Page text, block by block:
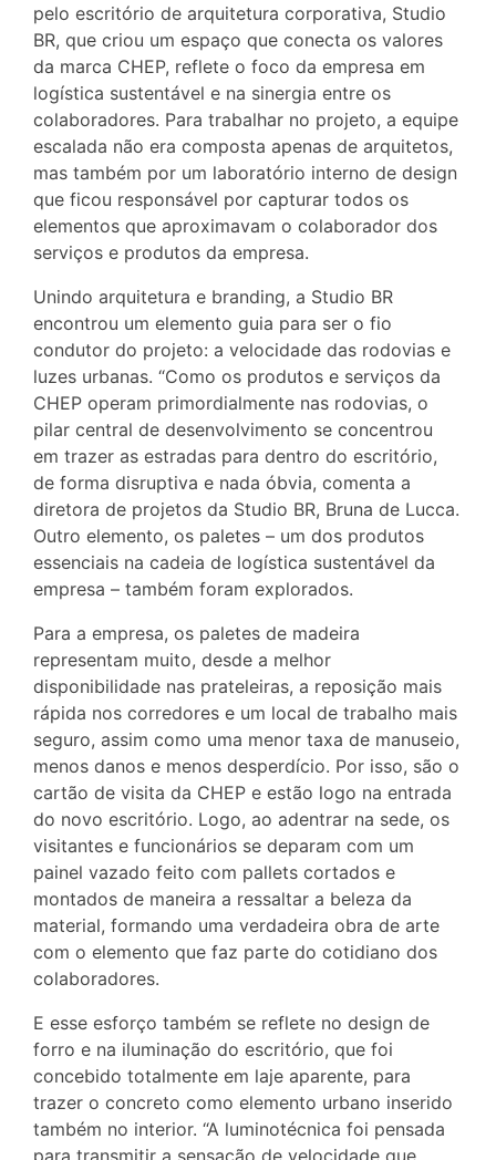
pelo escritório de arquitetura corporativa, Studio
BR, que criou um espaço que conecta os valores
da marca CHEP, reflete o foco da empresa em
logística sustentável e na sinergia entre os
colaboradores. Para trabalhar no projeto, a equipe
escalada não era composta apenas de arquitetos,
mas também por um laboratório interno de design
que ficou responsável por capturar todos os
elementos que aproximavam o colaborador dos
serviços e produtos da empresa.
Unindo arquitetura e branding, a Studio BR
encontrou um elemento guia para ser o fio
condutor do projeto: a velocidade das rodovias e
luzes urbanas. “Como os produtos e serviços da
CHEP operam primordialmente nas rodovias, o
pilar central de desenvolvimento se concentrou
em trazer as estradas para dentro do escritório,
de forma disruptiva e nada óbvia, comenta a
diretora de projetos da Studio BR, Bruna de Lucca.
Outro elemento, os paletes – um dos produtos
essenciais na cadeia de logística sustentável da
empresa – também foram explorados.
Para a empresa, os paletes de madeira
representam muito, desde a melhor
disponibilidade nas prateleiras, a reposição mais
rápida nos corredores e um local de trabalho mais
seguro, assim como uma menor taxa de manuseio,
menos danos e menos desperdício. Por isso, são o
cartão de visita da CHEP e estão logo na entrada
do novo escritório. Logo, ao adentrar na sede, os
visitantes e funcionários se deparam com um
painel vazado feito com pallets cortados e
montados de maneira a ressaltar a beleza da
material, formando uma verdadeira obra de arte
com o elemento que faz parte do cotidiano dos
colaboradores.
E esse esforço também se reflete no design de
forro e na iluminação do escritório, que foi
concebido totalmente em laje aparente, para
trazer o concreto como elemento urbano inserido
também no interior. “A luminotécnica foi pensada